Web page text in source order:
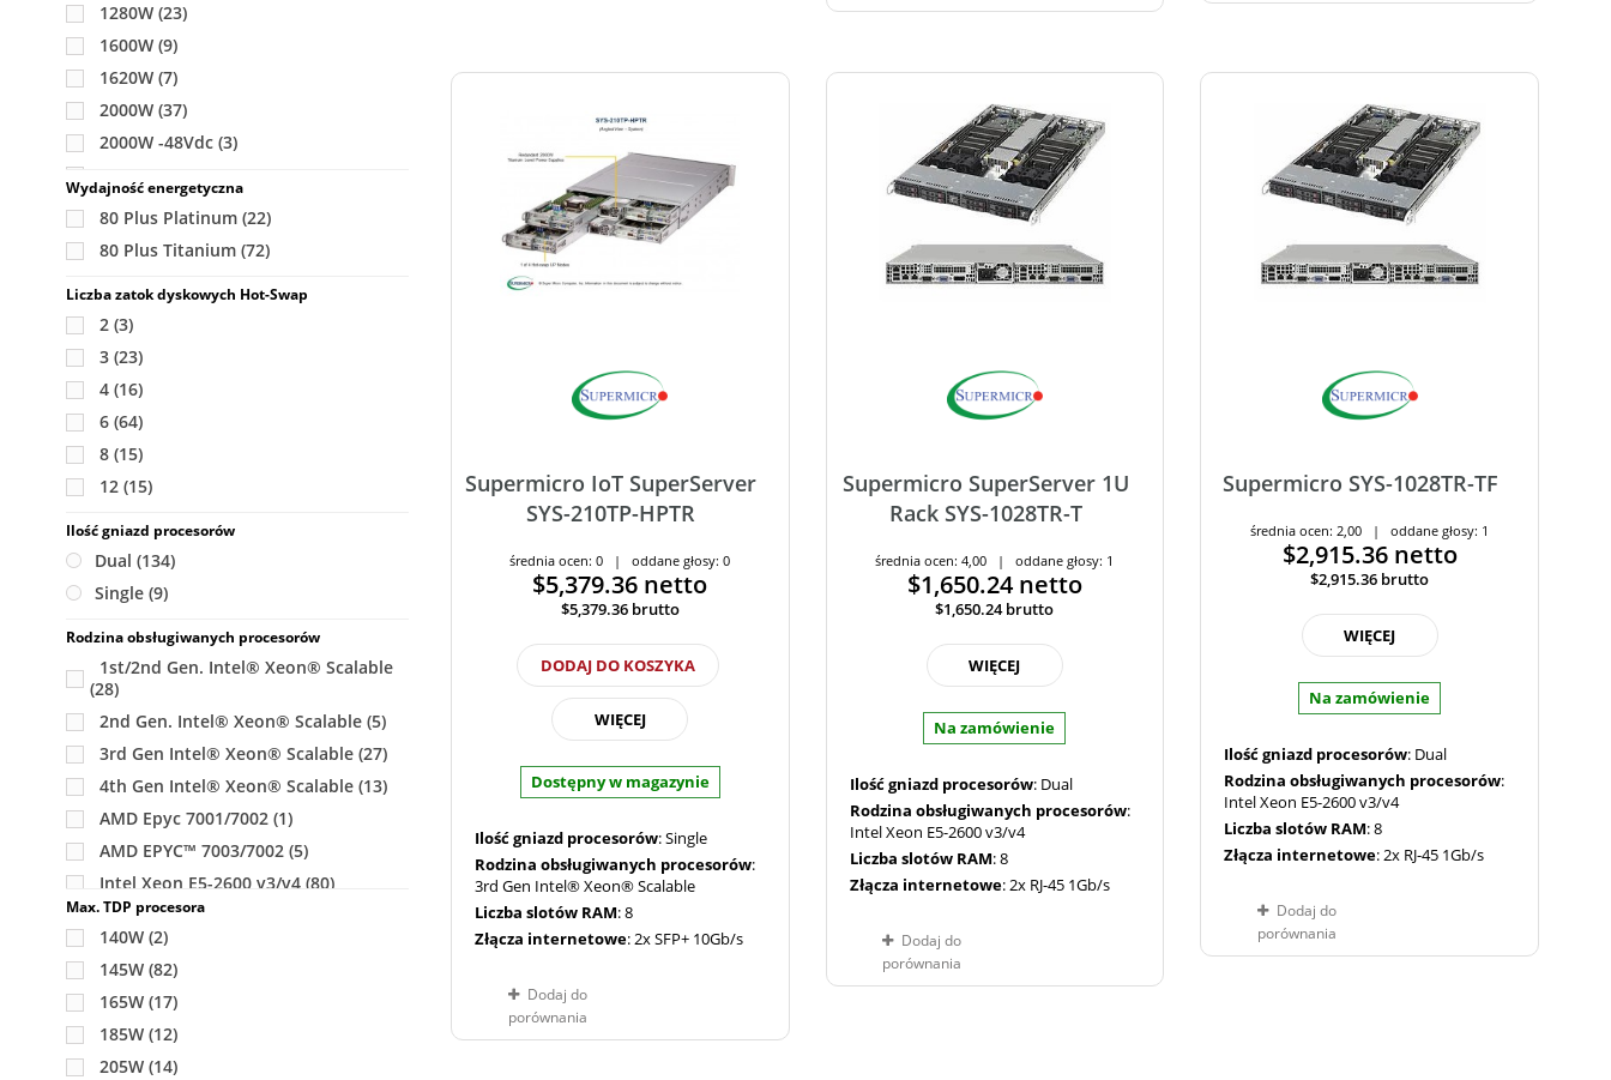
1280W (23)
1600W (9)
1620W (7)
2000W (37)
2000W -48Vdc (3)
2600W
(6)
3000W
(5)
Wydajność energetyczna
80 Plus Platinum (22)
80 Plus Titanium (72)
Liczba zatok dyskowych Hot-Swap
2 (3)
3 (23)
4 (16)
6 (64)
8 (15)
12 (15)
Ilość gniazd procesorów
Dual (134)
Single (9)
Rodzina obsługiwanych procesorów
1st/2nd Gen. Intel® Xeon® Scalable
(28)
2nd Gen. Intel® Xeon® Scalable (5)
3rd Gen Intel® Xeon® Scalable (27)
4th Gen Intel® Xeon® Scalable (13)
AMD Epyc 7001/7002 (1)
AMD EPYC™ 7003/7002 (5)
Intel Xeon E5-2600 v3/v4 (80)
Max. TDP procesora
140W (2)
145W (82)
165W (17)
185W (12)
205W (14)
Supermicro IoT SuperServer
SYS-210TP-HPTR
średnia ocen: 0 | oddane głosy: 0
$5,379.36 netto
$5,379.36 brutto
DODAJ DO KOSZYKA
WIĘCEJ
Dostępny w magazynie
Ilość gniazd procesorów: Single
Rodzina obsługiwanych procesorów:
3rd Gen Intel® Xeon® Scalable
Liczba slotów RAM: 8
Złącza internetowe: 2x SFP+ 10Gb/s
Dodaj do
porównania
Supermicro SuperServer 1U
Rack SYS-1028TR-T
średnia ocen: 4,00 | oddane głosy: 1
$1,650.24 netto
$1,650.24brutto
WIĘCEJ
Na zamówienie
Ilość gniazd procesorów: Dual
Rodzina obsługiwanych procesorów:
Intel Xeon E5-2600 v3/v4
Liczba slotów RAM: 8
Złącza internetowe: 2x RJ-45 1Gb/s
Dodaj do
porównania
Supermicro SYS-1028TR-TF
średnia ocen: 2,00 | oddane głosy: 1
$2,915.36 netto
$2,915.36 brutto
WIĘCEJ
Na zamówienie
Ilość gniazd procesorów: Dual
Rodzina obsługiwanych procesorów:
Intel Xeon E5-2600 v3/v4
Liczba slotów RAM: 8
Złącza internetowe: 2x RJ-45 1Gb/s
Dodaj do
porównania